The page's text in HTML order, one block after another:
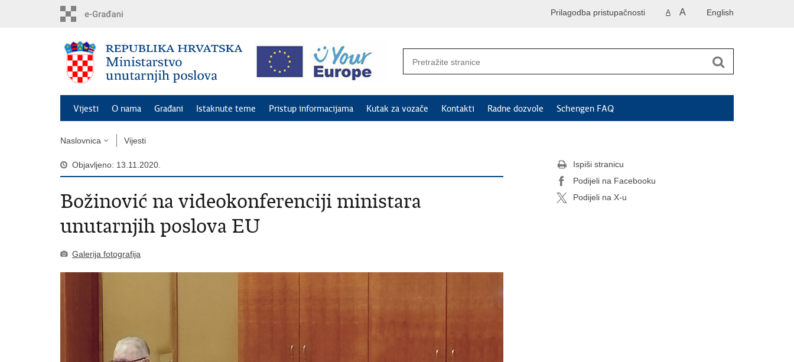
English
A A
Prilagodba pristupačnosti
Vijesti O nama Građani Istaknute teme Pristup informacijama Kutak za vozače Kontakti Radne dozvole Schengen FAQ
Naslovnica Vijesti
Objavljeno: 13.11.2020.
Božinović na videokonferenciji ministara
unutarnjih poslova EU
Galerija fotografija
Ispiši stranicu
Podijeli na Facebooku
Podijeli na X-u